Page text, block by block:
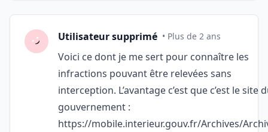
Utilisateur supprimé • Plus de 2 ans
Voici ce dont je me sert pour connaître les
infractions pouvant être relevées sans
interception. L’avantage c’est que c’est le site
gouvernement :
https://mobile.interieur.gouv.fr/Archives/